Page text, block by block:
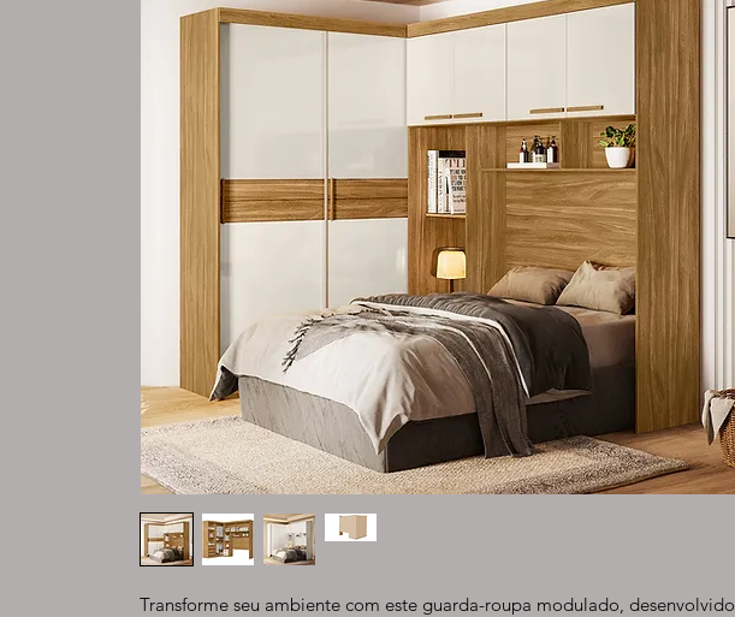
Transforme seu ambiente com este guarda-roupa modulado, desenvolvido